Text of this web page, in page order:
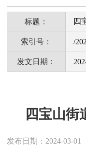
标题： 四
索引号： /
发文日期：
四宝山街
发布日期：2024-03-01